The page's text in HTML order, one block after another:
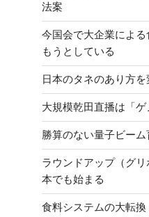
法案
今国会で大企業によ
もうとしている
日本のタネのあり方
大規模乾田直播は「ゲ
勝算のない量子ビー
ラウンドアップ（グ
本でも始まる
食料システムの大転